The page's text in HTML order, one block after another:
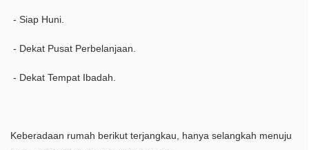
- Siap Huni.
- Dekat Pusat Perbelanjaan.
- Dekat Tempat Ibadah.
Keberadaan rumah berikut terjangkau, hanya selangkah menuju